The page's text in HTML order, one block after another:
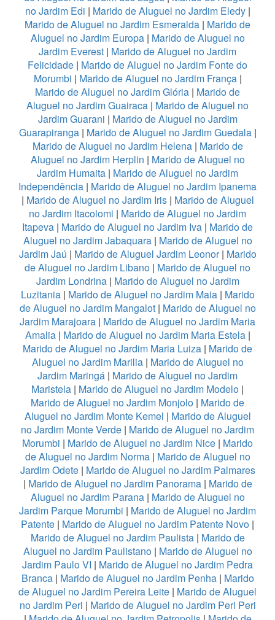
no Jardim Edi | Marido de Aluguel no Jardim Eledy|
Marido de Aluguel no Jardim Esmeralda | Marido de
Aluguel no Jardim Europa| Marido de Aluguel no
Jardim Everest | Marido de Aluguel no Jardim
Felicidade | Marido de Aluguel no Jardim Fonte do
Morumbi | Marido de Aluguel no Jardim França|
Marido de Aluguel no Jardim Glória | Marido de
Aluguel no Jardim Guairaca | Marido de Aluguel no
Jardim Guarani | Marido de Aluguel no Jardim
Guarapiranga| Marido de Aluguel no Jardim Guedala|
Marido de Aluguel no Jardim Helena| Marido de
Aluguel no Jardim Herplin | Marido de Aluguel no
Jardim Humaita | Marido de Aluguel no Jardim
Independência | Marido de Aluguel no Jardim Ipanema
| Marido de Aluguel no Jardim Iris| Marido de Aluguel
no Jardim Itacolomi | Marido de Aluguel no Jardim
Itapeva | Marido de Aluguel no Jardim Iva | Marido de
Aluguel no Jardim Jabaquara| Marido de Aluguel no
Jardim Jaú | Marido de Aluguel Jardim Leonor| Marido
de Aluguel no Jardim Libano | Marido de Aluguel no
Jardim Londrina| Marido de Aluguel no Jardim
Luzitania| Marido de Aluguel no Jardim Maia| Marido
de Aluguel no Jardim Mangalot| Marido de Aluguel no
Jardim Marajoara | Marido de Aluguel no Jardim Maria
Amalia| Marido de Aluguel no Jardim Maria Estela|
Marido de Aluguel no Jardim Maria Luiza | Marido de
Aluguel no Jardim Marilia| Marido de Aluguel no
Jardim Maringá | Marido de Aluguel no Jardim
Maristela | Marido de Aluguel no Jardim Modelo |
Marido de Aluguel no Jardim Monjolo | Marido de
Aluguel no Jardim Monte Kemel | Marido de Aluguel
no Jardim Monte Verde | Marido de Aluguel no Jardim
Morumbi | Marido de Aluguel no Jardim Nice | Marido
de Aluguel no Jardim Norma| Marido de Aluguel no
Jardim Odete| Marido de Aluguel no Jardim Palmares
| Marido de Aluguel no Jardim Panorama| Marido de
Aluguel no Jardim Parana| Marido de Aluguel no
Jardim Parque Morumbi | Marido de Aluguel no Jardim
Patente | Marido de Aluguel no Jardim Patente Novo |
Marido de Aluguel no Jardim Paulista| Marido de
Aluguel no Jardim Paulistano| Marido de Aluguel no
Jardim Paulo VI | Marido de Aluguel no Jardim Pedra
Branca| Marido de Aluguel no Jardim Penha| Marido
de Aluguel no Jardim Pereira Leite | Marido de Aluguel
no Jardim Peri | Marido de Aluguel no Jardim Peri Peri